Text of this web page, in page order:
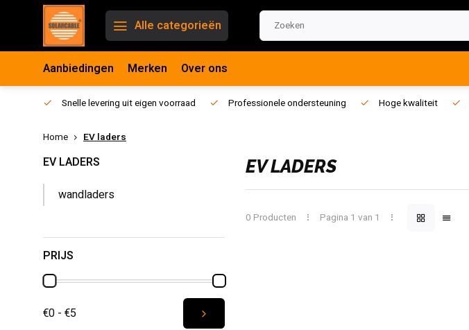
Alle categorieën
Aanbiedingen Merken Over ons
Snelle levering uit eigen voorraad Professionele ondersteuning Hoge kwaliteit
Home EV laders
EV LADERS
wandladers
PRIJS
€0 - €5
EV LADERS
0 Producten Pagina 1 van 1